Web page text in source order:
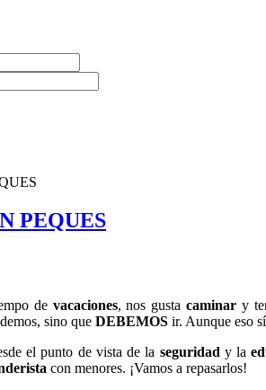
PEQUES
de vacaciones, nos gusta caminar y
sino que DEBEMOS ir. Aunque eso
el punto de vista de la seguridad y la
con menores. ¡Vamos a repasarlos!